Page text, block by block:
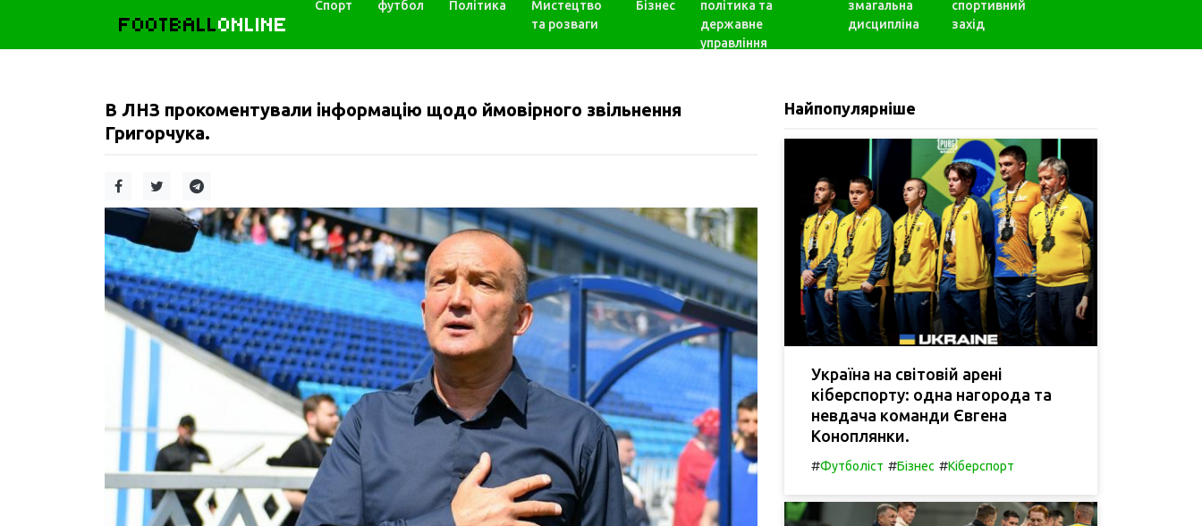
FOOTBALLONLINE
Спорт футбол Політика
Мистецтво
та розваги
Бізнес
політика та
державне
управління
змагальна
дисципліна
спортивний
захід
В ЛНЗ прокоментували інформацію щодо ймовірного звільнення
Григорчука.
Найпопулярніше
Україна на світовій арені
кіберспорту: одна нагорода та
невдача команди Євгена
Коноплянки.
#Футболіст #Бізнес #Кіберспорт